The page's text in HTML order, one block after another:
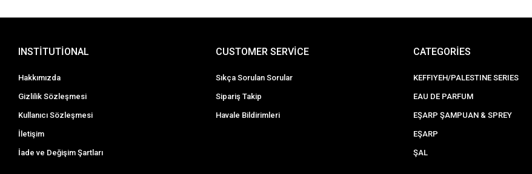
INSTİTUTİONAL
Hakkımızda
Gizlilik Sözleşmesi
Kullanıcı Sözleşmesi
İletişim
İade ve Değişim Şartları
CUSTOMER SERVİCE
Sıkça Sorulan Sorular
Sipariş Takip
Havale Bildirimleri
CATEGORİES
KEFFIYEH/PALESTINE SERIES
EAU DE PARFUM
EŞARP ŞAMPUAN & SPREY
EŞARP
ŞAL